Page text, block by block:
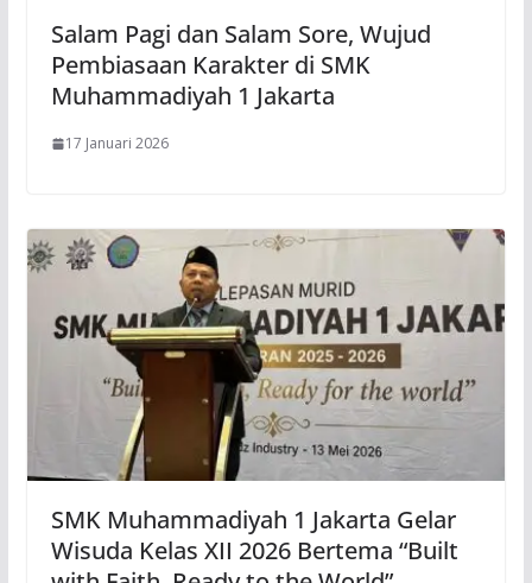
Salam Pagi dan Salam Sore, Wujud
Pembiasaan Karakter di SMK
Muhammadiyah 1 Jakarta
17 Januari 2026
SMK Muhammadiyah 1 Jakarta Gelar
Wisuda Kelas XII 2026 Bertema “Built